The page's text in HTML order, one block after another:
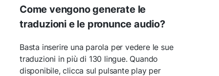
Come vengono generate le
traduzioni e le pronunce audio?
Basta inserire una parola per vedere le sue
traduzioni in più di 130 lingue. Quando
disponibile, clicca sul pulsante play per